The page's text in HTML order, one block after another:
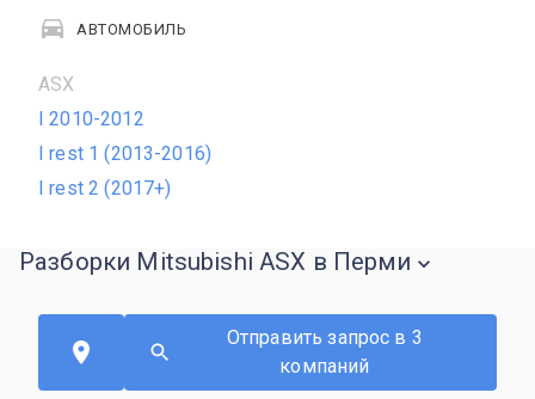
АВТОМОБИЛЬ
ASX
I 2010-2012
I rest 1 (2013-2016)
I rest 2 (2017+)
Разборки Mitsubishi ASX в Перми
Отправить запрос в 3
компаний